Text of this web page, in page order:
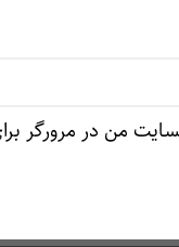
من در مرورگر